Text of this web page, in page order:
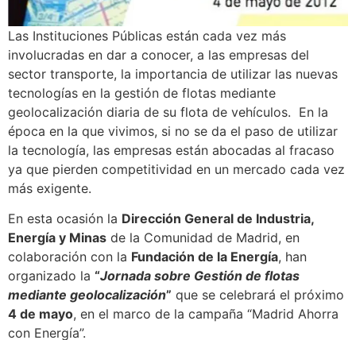
Las Instituciones Públicas están cada vez más
involucradas en dar a conocer, a las empresas del
sector transporte, la importancia de utilizar las nuevas
tecnologías en la gestión de flotas mediante
geolocalización diaria de su flota de vehículos. En la
época en la que vivimos, si no se da el paso de utilizar
la tecnología, las empresas están abocadas al fracaso
ya que pierden competitividad en un mercado cada vez
más exigente.
En esta ocasión la Dirección General de Industria,
Energía y Minas de la Comunidad de Madrid, en
colaboración con la Fundación de la Energía, han
organizado la “Jornada sobre Gestión de flotas
mediante geolocalización” que se celebrará el próximo
4 de mayo, en el marco de la campaña “Madrid Ahorra
con Energía”.